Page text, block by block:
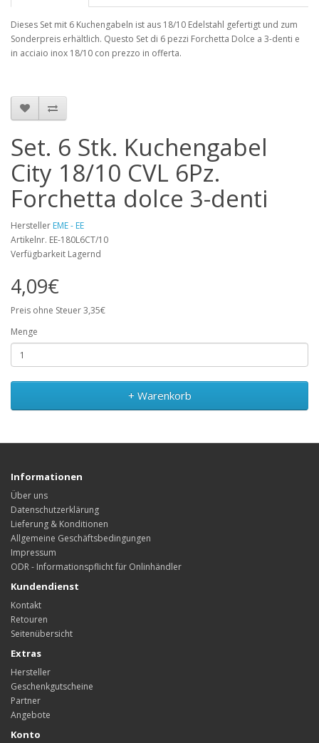
Dieses Set mit 6 Kuchengabeln ist aus 18/10 Edelstahl gefertigt und zum
Sonderpreis erhältlich. Questo Set di 6 pezzi Forchetta Dolce a 3-denti e
in acciaio inox 18/10 con prezzo in offerta.
Set. 6 Stk. Kuchengabel
City 18/10 CVL 6Pz.
Forchetta dolce 3-denti
Hersteller EME - EE
Artikelnr. EE-180L6CT/10
Verfügbarkeit Lagernd
4,09€
Preis ohne Steuer 3,35€
Menge
+ Warenkorb
Informationen
Über uns
Datenschutzerklärung
Lieferung & Konditionen
Allgemeine Geschäftsbedingungen
Impressum
ODR - Informationspflicht für Onlinhändler
Kundendienst
Kontakt
Retouren
Seitenübersicht
Extras
Hersteller
Geschenkgutscheine
Partner
Angebote
Konto